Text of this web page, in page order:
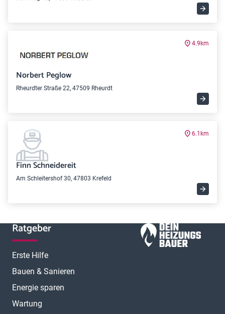
4.9km
Norbert Peglow
Rheurdter Straße 22, 47509 Rheurdt
6.1km
Finn Schneidereit
Am Schleitershof 30, 47803 Krefeld
Ratgeber
Erste Hilfe
Bauen & Sanieren
Energie sparen
Wartung